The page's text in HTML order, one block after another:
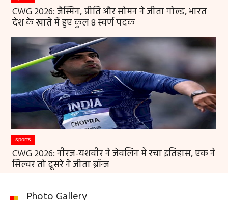
CWG 2026: जैस्मिन, प्रीति और सोमन ने जीता गोल्ड, भारत
देश के खाते में हुए कुल 8 स्वर्ण पदक
sports
CWG 2026: नीरज-यशवीर ने जेवलिन में रचा इतिहास, एक ने
सिल्वर तो दूसरे ने जीता ब्रॉन्ज